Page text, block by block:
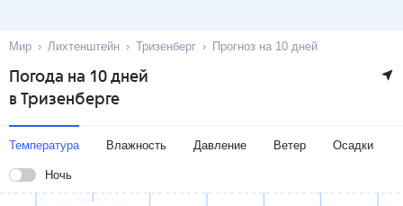
Мир Лихтенштейн Тризенберг Прогноз на 10 дней
Погода на 10 дней
в Тризенберге
Температура Влажность Давление Ветер Осадки
Ночь